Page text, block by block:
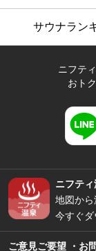
サウナラン
ニフテ
おト
ニフティ
地図から
今すぐダ
ご意見ご要望 ・お